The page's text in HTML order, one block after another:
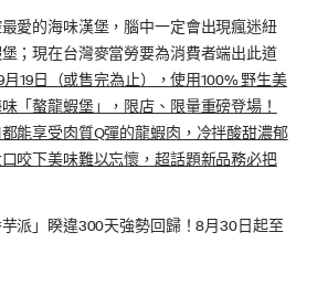
最愛的海味漢堡，腦中一定會出現瘋迷紐
；現在台灣麥當勞要為消費者端出此道
19日（或售完為止），使用100% 野生美
「螯龍蝦堡」，限店、限量重磅登場！
能享受肉質Q彈的龍蝦肉，冷拌酸甜濃郁
咬下美味難以忘懷，超話題新品務必把
派」睽違300天強勢回歸！8月30日起至